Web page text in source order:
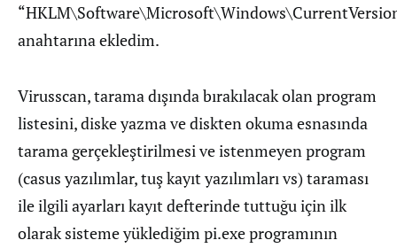
anahtarına ekledim.
Virusscan, tarama dışında bırakılacak olan program
listesini, diske yazma ve diskten okuma esnasında
tarama gerçekleştirilmesi ve istenmeyen program
(casus yazılımlar, tuş kayıt yazılımları vs) taraması
ile ilgili ayarları kayıt defterinde tuttuğu için ilk
olarak sisteme yüklediğim pi.exe programının